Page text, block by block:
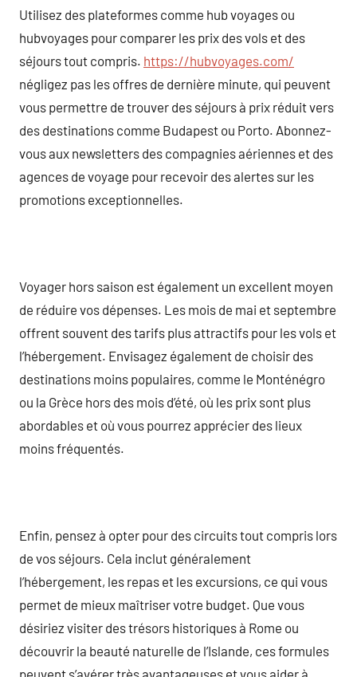
Utilisez des plateformes comme hub voyages ou
hubvoyages pour comparer les prix des vols et des
séjours tout compris. https://hubvoyages.com/
négligez pas les offres de dernière minute, qui peuvent
vous permettre de trouver des séjours à prix réduit vers
des destinations comme Budapest ou Porto. Abonnez-
vous aux newsletters des compagnies aériennes et des
agences de voyage pour recevoir des alertes sur les
promotions exceptionnelles.
Voyager hors saison est également un excellent moyen
de réduire vos dépenses. Les mois de mai et septembre
offrent souvent des tarifs plus attractifs pour les vols et
l’hébergement. Envisagez également de choisir des
destinations moins populaires, comme le Monténégro
ou la Grèce hors des mois d’été, où les prix sont plus
abordables et où vous pourrez apprécier des lieux
moins fréquentés.
Enfin, pensez à opter pour des circuits tout compris lors
de vos séjours. Cela inclut généralement
l’hébergement, les repas et les excursions, ce qui vous
permet de mieux maîtriser votre budget. Que vous
désiriez visiter des trésors historiques à Rome ou
découvrir la beauté naturelle de l’Islande, ces formules
peuvent s’avérer très avantageuses et vous aider à